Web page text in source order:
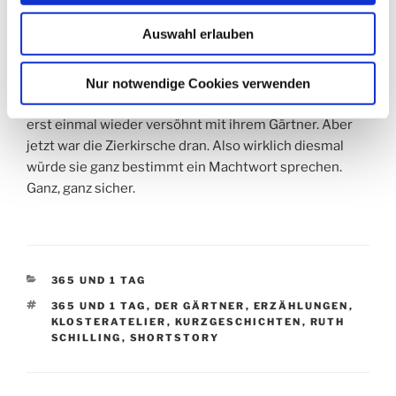
Auswahl erlauben
Nur notwendige Cookies verwenden
Nina hatte es selbstverständlich nicht geglaubt, dafür
hatte der Gärtner den alten Ringlobaum dazu gebracht,
wieder Früchte zu tragen. Dabei hatte sie den schon
fällen wollen. Dieser unerwartete Segen hatte Nina
erst einmal wieder versöhnt mit ihrem Gärtner. Aber
jetzt war die Zierkirsche dran. Also wirklich diesmal
würde sie ganz bestimmt ein Machtwort sprechen.
Ganz, ganz sicher.
KATEGORIEN
365 UND 1 TAG
SCHLAGWÖRTER
365 UND 1 TAG , DER GÄRTNER , ERZÄHLUNGEN ,
KLOSTERATELIER , KURZGESCHICHTEN , RUTH
SCHILLING , SHORTSTORY